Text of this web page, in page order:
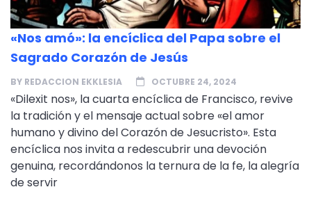
«Nos amó»: la encíclica del Papa sobre el
Sagrado Corazón de Jesús
BY REDACCION EKKLESIA OCTUBRE 24, 2024
«Dilexit nos», la cuarta encíclica de Francisco, revive
la tradición y el mensaje actual sobre «el amor
humano y divino del Corazón de Jesucristo». Esta
encíclica nos invita a redescubrir una devoción
genuina, recordándonos la ternura de la fe, la alegría
de servir